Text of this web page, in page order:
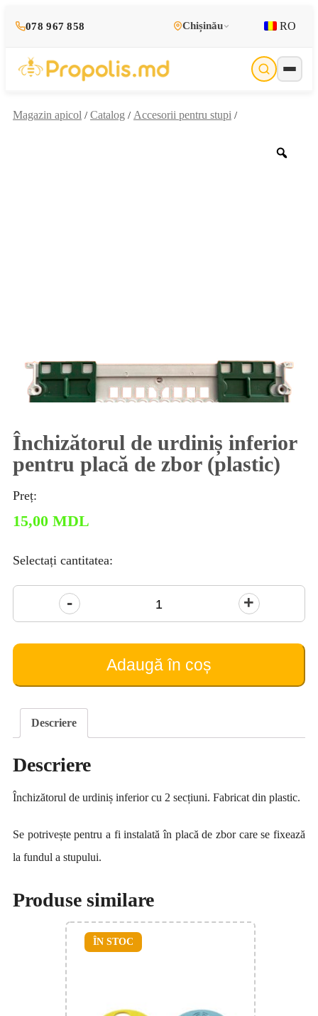
078 967 858 Chișinău RO
Magazin apicol / Catalog / Accesorii pentru stupi /
Închizătorul de urdiniș inferior
pentru placă de zbor (plastic)
Preț:
15,00 MDL
Selectați cantitatea:
Cantitate
Închizătorul
de
pentru
de
Adaugă în coș
Descriere
Descriere
Închizătorul de urdiniș inferior cu 2 secțiuni. Fabricat din plastic.
Se potrivește pentru a fi instalată în placă de zbor care se fixează
la fundul a stupului.
Produse similare
ÎN STOC